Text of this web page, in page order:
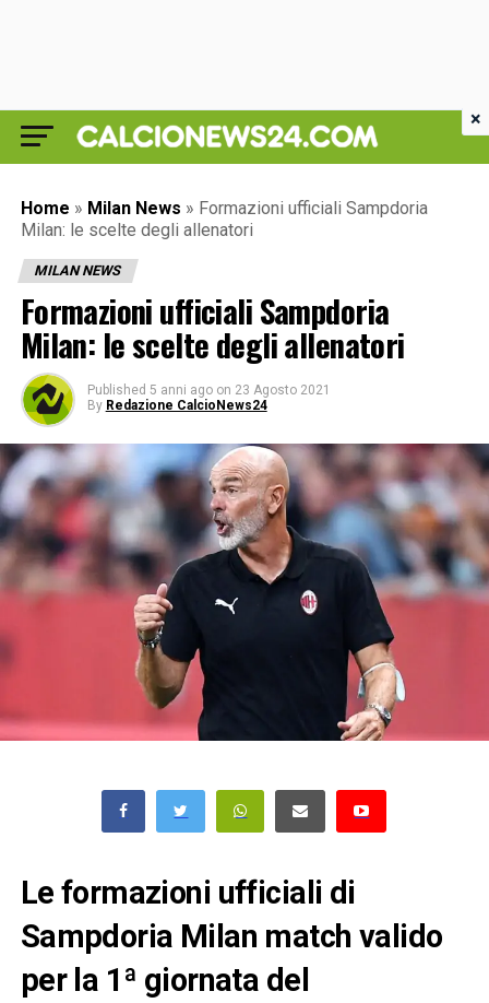
Home » Milan News » Formazioni ufficiali Sampdoria
Milan: le scelte degli allenatori
MILAN NEWS
Formazioni ufficiali Sampdoria
Milan: le scelte degli allenatori
Published 5 anni ago on 23 Agosto 2021
By Redazione CalcioNews24
Le formazioni ufficiali di
Sampdoria Milan match valido
per la 1ª giornata del
×